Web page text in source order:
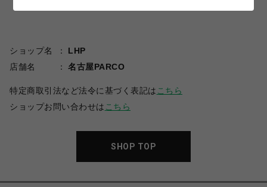
ショップ名
LHP
店舗名
名古屋PARCO
特定商取引法など法令に基づく表記は こちら
ショップお問い合わせは こちら
SHOP TOP